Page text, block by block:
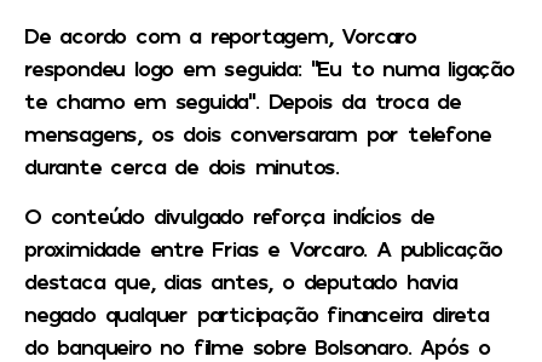
De acordo com a reportagem, Vorcaro
respondeu logo em seguida: “Eu to numa ligação
te chamo em seguida”. Depois da troca de
mensagens, os dois conversaram por telefone
durante cerca de dois minutos.
O conteúdo divulgado reforça indícios de
proximidade entre Frias e Vorcaro. A publicação
destaca que, dias antes, o deputado havia
negado qualquer participação financeira direta
do banqueiro no filme sobre Bolsonaro. Após o